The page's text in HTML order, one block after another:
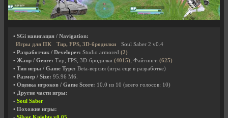
• SGi навигация / Navigation:
Игры для ПК
Тир, FPS, 3D-бродилки
Soul Saber 2 v0.4
• Разработчик / Developer: Studio armored (2)
• Жанр / Genre: Тир, FPS, 3D-бродилки (4015); Файтинги (625)
• Тип игры / Game Type: Beta-версия (игра еще в разработке)
• Размер / Size: 95.96 Мб.
• Оценка игроков / Game Score: 10.0 из 10 (всего голосов: 10)
• Другие части игры:
- Soul Saber
• Похожие игры: